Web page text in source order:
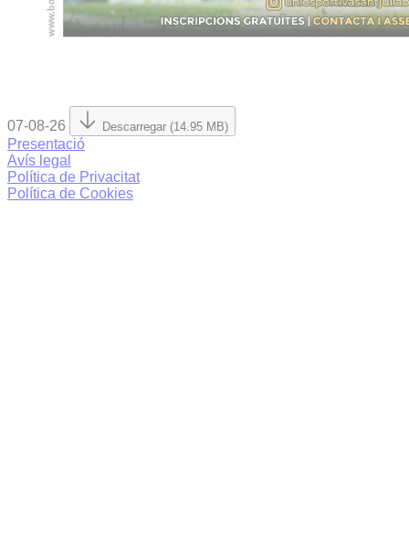
07-08-26 Descarregar (14.95 MB)
Presentació
Avís legal
Política de Privacitat
Política de Cookies